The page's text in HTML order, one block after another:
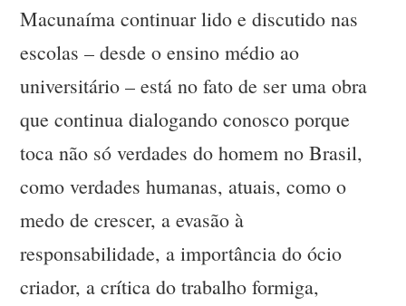
Macunaíma continuar lido e discutido nas
escolas – desde o ensino médio ao
universitário – está no fato de ser uma obra
que continua dialogando conosco porque
toca não só verdades do homem no Brasil,
como verdades humanas, atuais, como o
medo de crescer, a evasão à
responsabilidade, a importância do ócio
criador, a crítica do trabalho formiga,